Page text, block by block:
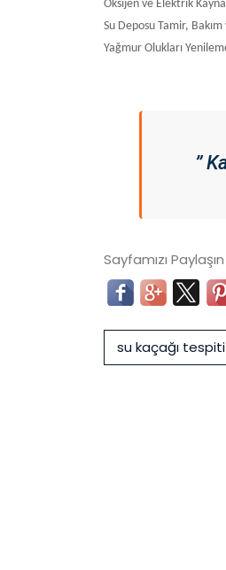
Oksijen ve Elektrik
Su Deposu Tamir, Bakım
Yağmur Olukları
”
Sayfamızı Paylaşın
su kaçağı tespiti